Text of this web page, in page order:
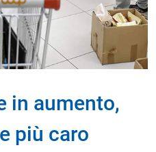
in aumento,
più caro